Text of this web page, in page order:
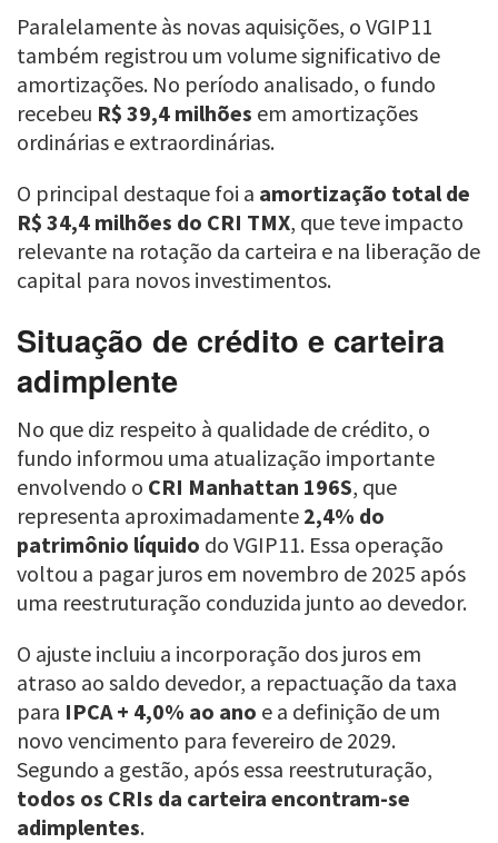
Paralelamente às novas aquisições, o VGIP11
também registrou um volume significativo de
amortizações. No período analisado, o fundo
recebeu R$ 39,4 milhões em amortizações
ordinárias e extraordinárias.
O principal destaque foi a amortização total de
R$ 34,4 milhões do CRI TMX, que teve impacto
relevante na rotação da carteira e na liberação de
capital para novos investimentos.
Situação de crédito e carteira
adimplente
No que diz respeito à qualidade de crédito, o
fundo informou uma atualização importante
envolvendo o CRI Manhattan 196S, que
representa aproximadamente 2,4% do
patrimônio líquido do VGIP11. Essa operação
voltou a pagar juros em novembro de 2025 após
uma reestruturação conduzida junto ao devedor.
O ajuste incluiu a incorporação dos juros em
atraso ao saldo devedor, a repactuação da taxa
para IPCA + 4,0% ao ano e a definição de um
novo vencimento para fevereiro de 2029.
Segundo a gestão, após essa reestruturação,
todos os CRIs da carteira encontram-se
adimplentes.